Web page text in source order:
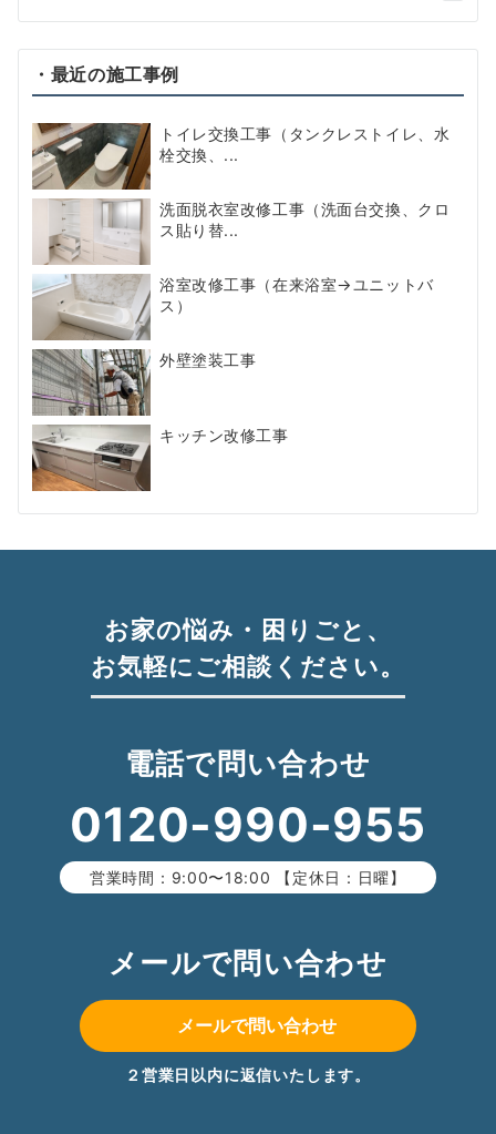
・最近の施工事例
トイレ交換工事（タンクレストイレ、水
栓交換、...
洗面脱衣室改修工事（洗面台交換、クロ
ス貼り替...
浴室改修工事（在来浴室→ユニットバ
ス）
外壁塗装工事
キッチン改修工事
お家の悩み・困りごと、
お気軽にご相談ください。
電話で問い合わせ
0120-990-955
営業時間：9:00〜18:00 【定休日：日曜】
メールで問い合わせ
メールで問い合わせ
２営業日以内に返信いたします。